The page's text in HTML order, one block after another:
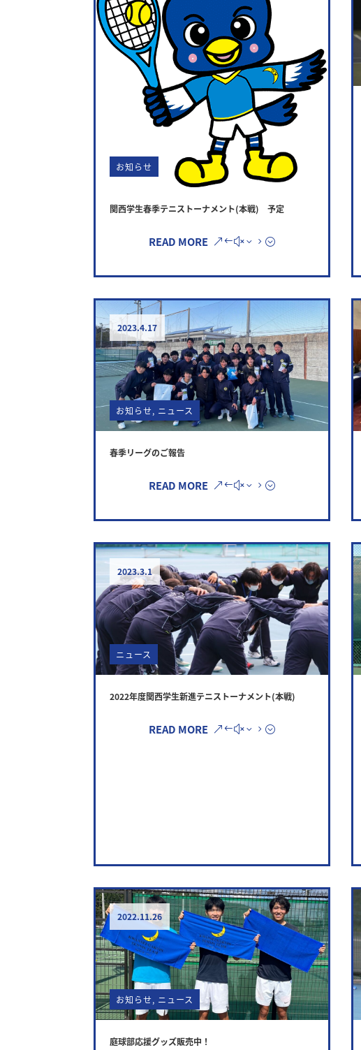
お知らせ
関西学生春季テニストーナメント(本戦) 予定
READ MORE
2023.4.17
お知らせ, ニュース
春季リーグのご報告
READ MORE
2023.3.1
ニュース
2022年度関西学生新進テニストーナメント(本戦)
READ MORE
2022.11.26
お知らせ, ニュース
庭球部応援グッズ販売中！